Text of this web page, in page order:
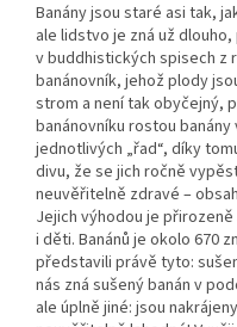
Banány jsou staré asi tak,
ale lidstvo je zná už
v buddhistických spisech z
banánovník, jehož plody
strom a není tak obyčejný,
banánovníku rostou
jednotlivých „řad“, díky
divu, že se jich ročně
neuvěřitelně zdravé –
Jejich výhodou je
i děti. Banánů je okolo 670
představili právě tyto:
nás zná sušený banán v
ale úplně jiné: jsou